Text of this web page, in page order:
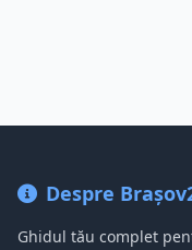
Despre
Ghidul tău complet